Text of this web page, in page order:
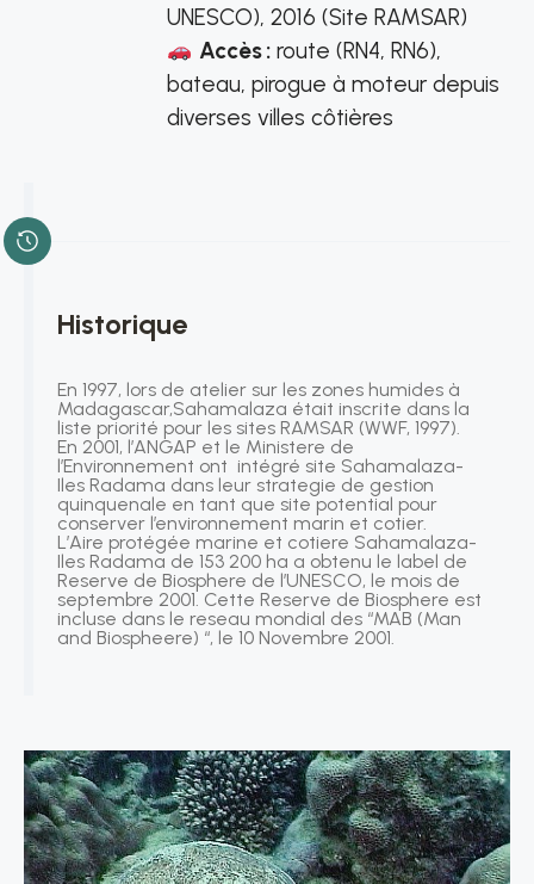
UNESCO), 2016 (Site RAMSAR)
Accès :route (RN4, RN6),
bateau, pirogue à moteur depuis
diverses villes côtières
Historique
En 1997, lors de atelier sur les zones humides à
Madagascar,Sahamalaza était inscrite dans la
liste priorité pour les sites RAMSAR (WWF, 1997).
En 2001, l’ANGAP et le Ministere de
l’Environnement ont intégré site Sahamalaza-
Iles Radama dans leur strategie de gestion
quinquenale en tant que site potential pour
conserver l’environnement marin et cotier.
L’Aire protégée marine et cotiere Sahamalaza-
Iles Radama de 153 200 ha a obtenu le label de
Reserve de Biosphere de l’UNESCO, le mois de
septembre 2001. Cette Reserve de Biosphere est
incluse dans le reseau mondial des “MAB (Man
and Biospheere) “, le 10 Novembre 2001.